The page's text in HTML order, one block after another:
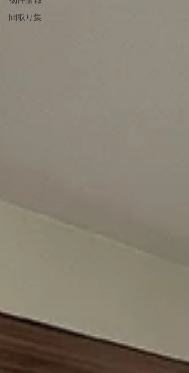
間取り集